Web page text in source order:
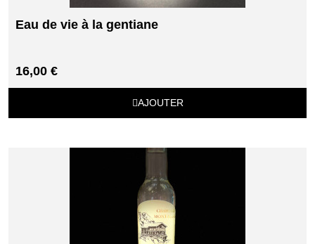
Eau de vie à la gentiane
16,00 €
AJOUTER